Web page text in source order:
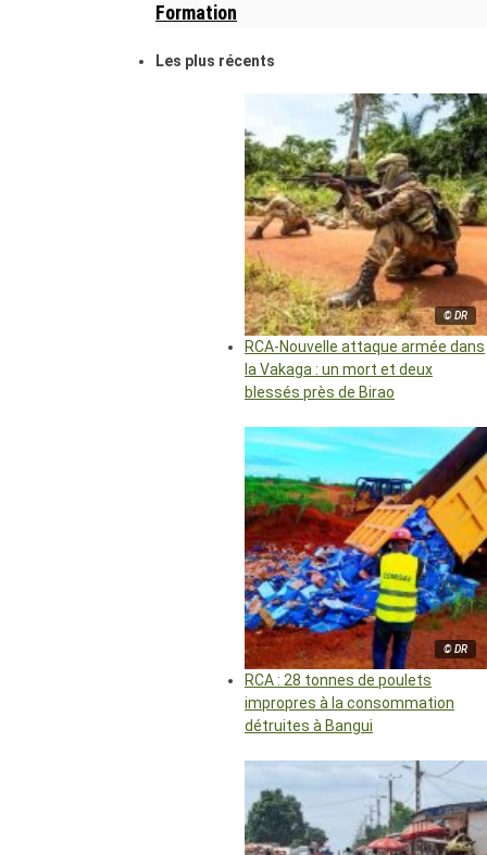
Formation
Les plus récents
© DR
RCA-Nouvelle attaque armée dans
la Vakaga : un mort et deux
blessés près de Birao
© DR
RCA : 28 tonnes de poulets
impropres à la consommation
détruites à Bangui